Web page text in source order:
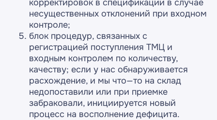
корректировок в спецификации в случае
несущественных отклонений при входном
контроле;
блок процедур, связанных с
регистрацией поступления ТМЦ и
входным контролем по количеству,
качеству; если у нас обнаруживается
расхождение, и мы что—то на склад
недопоставили или при приемке
забраковали, инициируется новый
процесс на восполнение дефицита.
Мы сейчас на связи:
Я принимаю условия Политики
конфиденциальности и даюсогласие
на обработку персональных данных
Я cогласенполучать полезные материалы,
информацию о мероприятиях и специальные
предложения
Подписаться